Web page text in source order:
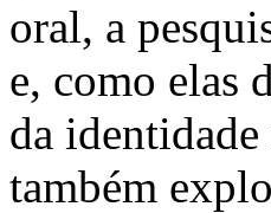
oral, a
e, como elas
da
também